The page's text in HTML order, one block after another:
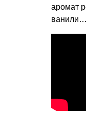
аромат
ванили…